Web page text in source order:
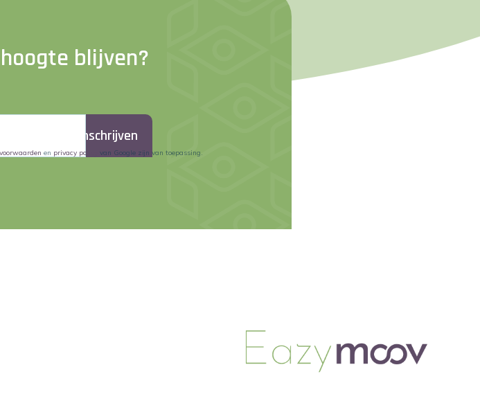
blijven?
Inschrijven
voorwaarden en privacy policy van Google zijn van toepassing.